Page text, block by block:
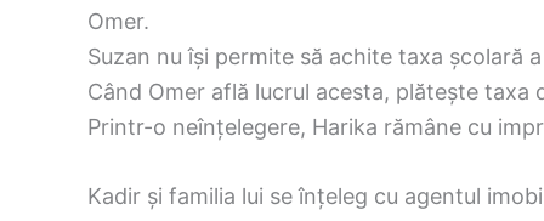
Omer.
Suzan nu își permite să achite taxa școlară
Când Omer află lucrul acesta, plătește taxa
Printr-o neînțelegere, Harika rămâne cu
Kadir și familia lui se înțeleg cu agentul